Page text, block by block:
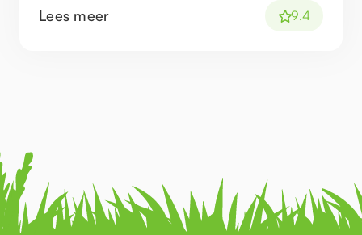
Lees meer
9.4